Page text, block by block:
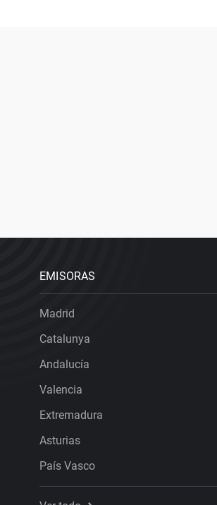
EMISORAS
Madrid
Catalunya
Andalucía
Valencia
Extremadura
Asturias
País Vasco